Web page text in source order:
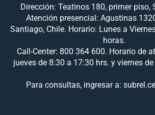
Dirección: Teatinos 180, primer piso,
Atención presencial: Agustinas
Santiago, Chile. Horario: Lunes a
horas.
Call-Center: 800 364 600. Horario de
jueves de 8:30 a 17:30 hrs. y viernes
Para consultas, ingresar a: